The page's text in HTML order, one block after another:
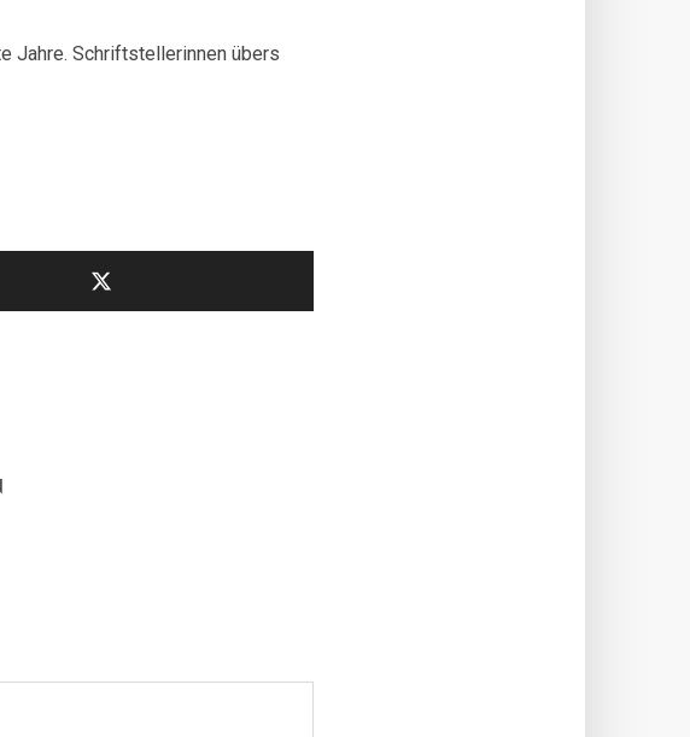
Jahre. Schriftstellerinnen übers